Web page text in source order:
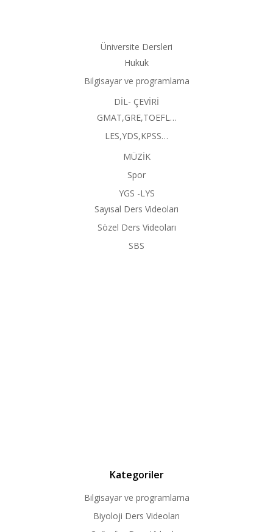
Üniversite Dersleri
Hukuk
Bilgisayar ve programlama
DİL- ÇEVİRİ
GMAT,GRE,TOEFL…
LES,YDS,KPSS…
MÜZİK
Spor
YGS -LYS
Sayısal Ders Videoları
Sözel Ders Videoları
SBS
Kategoriler
Bilgisayar ve programlama
Biyoloji Ders Videoları